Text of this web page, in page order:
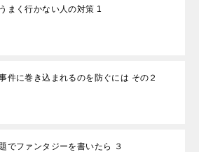
まく行かない人の対策 1
件に巻き込まれるのを防ぐには その２
でファンタジーを書いたら ３